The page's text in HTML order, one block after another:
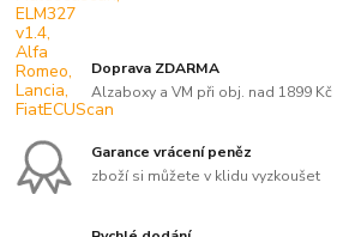
Doprava ZDARMA
Alzaboxy a VM při obj. nad 1899 Kč
Garance vrácení peněz
zboží si můžete v klidu vyzkoušet